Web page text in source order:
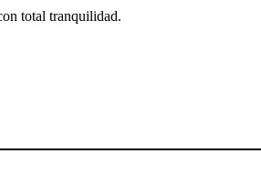
total tranquilidad.